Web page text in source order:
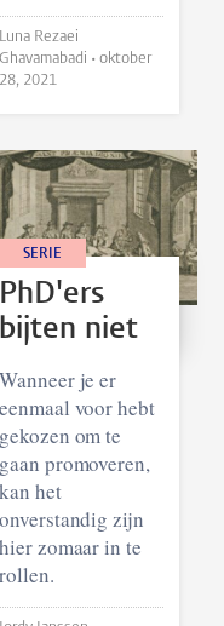
Luna Rezaei
Ghavamabadi • oktober
28, 2021
SERIE
PhD'ers
bijten niet
Wanneer je er
eenmaal voor hebt
gekozen om te
gaan promoveren,
kan het
onverstandig zijn
hier zomaar in te
rollen.